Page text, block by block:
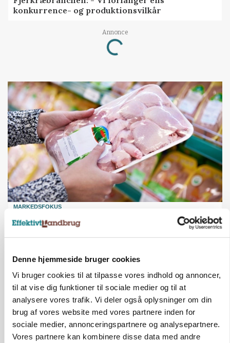
Denne hjemmeside bruger cookies
Vi bruger cookies til at tilpasse vores indhold og annoncer,
til at vise dig funktioner til sociale medier og til at
analysere vores trafik. Vi deler også oplysninger om din
brug af vores website med vores partnere inden for
sociale medier, annonceringspartnere og analysepartnere.
Vores partnere kan kombinere disse data med andre
konkurrence- og produktionsvilkår
Annonce
Loading...
MARKEDSFOKUS
Prisgab på 20 kroner pr. kg vokser: Polsk kylling
presser markedet